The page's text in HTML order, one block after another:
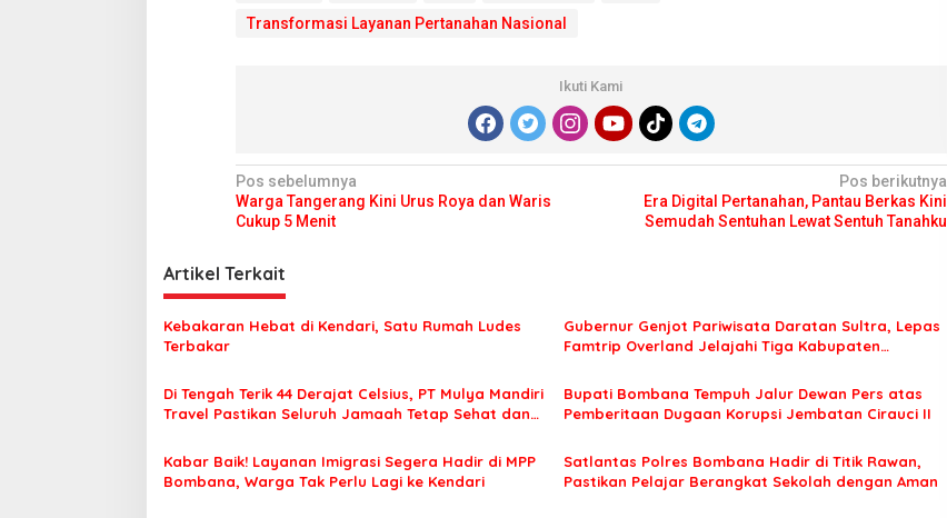
Transformasi Layanan Pertanahan Nasional
Ikuti Kami
N
a
i
g
a
i
o
s
Pos sebelumnya
Warga Tangerang Kini Urus Roya dan Waris
Cukup 5 Menit
Pos berikutnya
Era Digital Pertanahan, Pantau Berkas Kini
Semudah Sentuhan Lewat Sentuh Tanahku
Artikel Terkait
Kebakaran Hebat di Kendari, Satu Rumah Ludes
Terbakar
Gubernur Genjot Pariwisata Daratan Sultra, Lepas
Famtrip Overland Jelajahi Tiga Kabupaten
Di Tengah Terik 44 Derajat Celsius, PT Mulya Mandiri
Travel Pastikan Seluruh Jamaah Tetap Sehat dan
Bupati Bombana Tempuh Jalur Dewan Pers atas
Pemberitaan Dugaan Korupsi Jembatan Cirauci II
Kabar Baik! Layanan Imigrasi Segera Hadir di MPP
Bombana, Warga Tak Perlu Lagi ke Kendari
Satlantas Polres Bombana Hadir di Titik Rawan,
Pastikan Pelajar Berangkat Sekolah dengan Aman